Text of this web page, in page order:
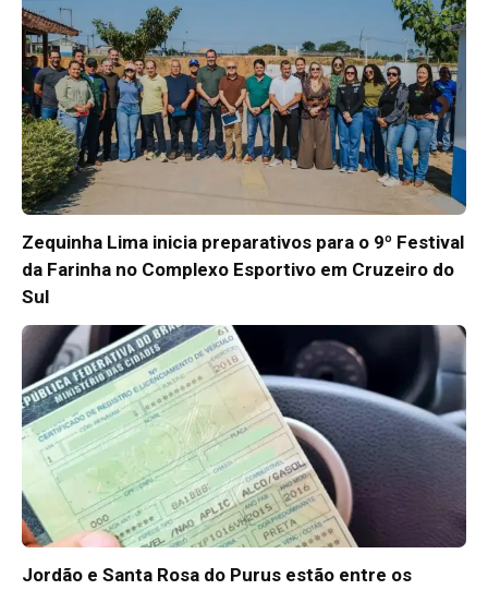
Zequinha Lima inicia preparativos para o 9º Festival
da Farinha no Complexo Esportivo em Cruzeiro do
Sul
Jordão e Santa Rosa do Purus estão entre os